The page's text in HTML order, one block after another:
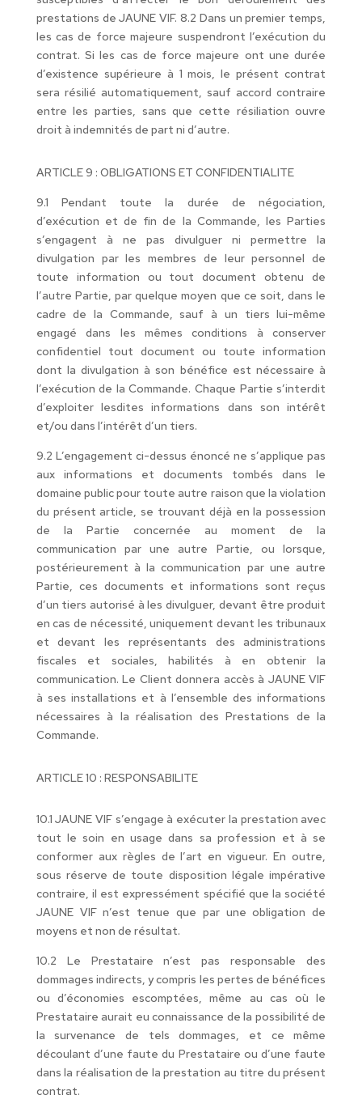
prestations de JAUNE VIF. 8.2 Dans un premier temps,
les cas de force majeure suspendront l’exécution du
contrat. Si les cas de force majeure ont une durée
d’existence supérieure à 1 mois, le présent contrat
sera résilié automatiquement, sauf accord contraire
entre les parties, sans que cette résiliation ouvre
droit à indemnités de part ni d’autre.
ARTICLE 9 : OBLIGATIONS ET CONFIDENTIALITE
9.1 Pendant toute la durée de négociation,
d’exécution et de fin de la Commande, les Parties
s’engagent à ne pas divulguer ni permettre la
divulgation par les membres de leur personnel de
toute information ou tout document obtenu de
l’autre Partie, par quelque moyen que ce soit, dans le
cadre de la Commande, sauf à un tiers lui-même
engagé dans les mêmes conditions à conserver
confidentiel tout document ou toute information
dont la divulgation à son bénéfice est nécessaire à
l’exécution de la Commande. Chaque Partie s’interdit
d’exploiter lesdites informations dans son intérêt
et/ou dans l’intérêt d’un tiers.
9.2 L’engagement ci-dessus énoncé ne s’applique pas
aux informations et documents tombés dans le
domaine public pour toute autre raison que la violation
du présent article, se trouvant déjà en la possession
de la Partie concernée au moment de la
communication par une autre Partie, ou lorsque,
postérieurement à la communication par une autre
Partie, ces documents et informations sont reçus
d’un tiers autorisé à les divulguer, devant être produit
en cas de nécessité, uniquement devant les tribunaux
et devant les représentants des administrations
fiscales et sociales, habilités à en obtenir la
communication. Le Client donnera accès à JAUNE VIF
à ses installations et à l’ensemble des informations
nécessaires à la réalisation des Prestations de la
Commande.
ARTICLE 10 : RESPONSABILITE
10.1 JAUNE VIF s’engage à exécuter la prestation avec
tout le soin en usage dans sa profession et à se
conformer aux règles de l’art en vigueur. En outre,
sous réserve de toute disposition légale impérative
contraire, il est expressément spécifié que la société
JAUNE VIF n’est tenue que par une obligation de
moyens et non de résultat.
10.2 Le Prestataire n’est pas responsable des
dommages indirects, y compris les pertes de bénéfices
ou d’économies escomptées, même au cas où le
Prestataire aurait eu connaissance de la possibilité de
la survenance de tels dommages, et ce même
découlant d’une faute du Prestataire ou d’une faute
dans la réalisation de la prestation au titre du présent
contrat.